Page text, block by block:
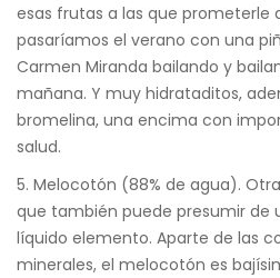
esas frutas a las que prometerle
pasaríamos el verano con una
Carmen Miranda bailando y
mañana. Y muy hidrataditos,
bromelina, una encima con
salud.
5. Melocotón (88% de agua).
que también puede presumir de
líquido elemento. Aparte de las
minerales, el melocotón es